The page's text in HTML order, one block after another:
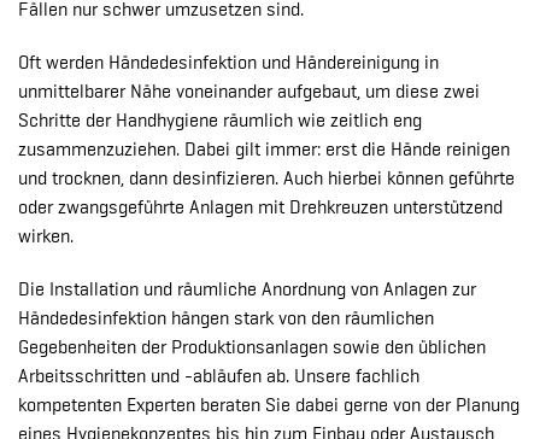
Fällen nur schwer umzusetzen sind.
Oft werden Händedesinfektion und Händereinigung in
unmittelbarer Nähe voneinander aufgebaut, um diese zwei
Schritte der Handhygiene räumlich wie zeitlich eng
zusammenzuziehen. Dabei gilt immer: erst die Hände reinigen
und trocknen, dann desinfizieren. Auch hierbei können geführte
oder zwangsgeführte Anlagen mit Drehkreuzen unterstützend
wirken.
Die Installation und räumliche Anordnung von Anlagen zur
Händedesinfektion hängen stark von den räumlichen
Gegebenheiten der Produktionsanlagen sowie den üblichen
Arbeitsschritten und -abläufen ab. Unsere fachlich
kompetenten Experten beraten Sie dabei gerne von der Planung
eines Hygienekonzeptes bis hin zum Einbau oder Austausch